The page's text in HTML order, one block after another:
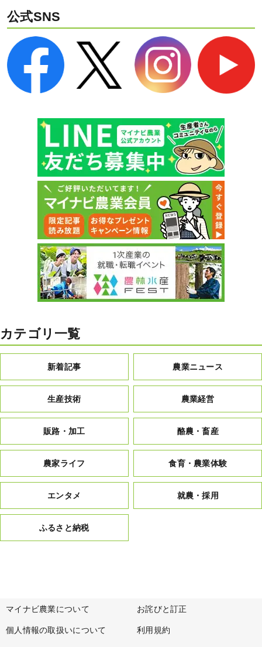
公式SNS
カテゴリ一覧
新着記事 農業ニュース
生産技術 農業経営
販路・加工 酪農・畜産
農家ライフ 食育・農業体験
エンタメ 就農・採用
ふるさと納税
マイナビ農業について お詫びと訂正
個人情報の取扱いについて 利用規約